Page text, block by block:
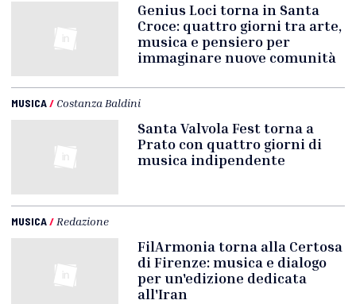
Genius Loci torna in Santa
Croce: quattro giorni tra arte,
musica e pensiero per
immaginare nuove comunità
MUSICA/ Costanza Baldini
Santa Valvola Fest torna a
Prato con quattro giorni di
musica indipendente
MUSICA/ Redazione
FilArmonia torna alla Certosa
di Firenze: musica e dialogo
per un'edizione dedicata
all'Iran